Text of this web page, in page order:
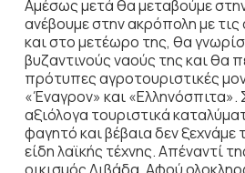
Αµέσως µετά θα µεταβούµε
ανέβουµε στην ακρόπολη µε
και στο µετέωρο της, θα
βυζαντινούς ναούς της και θα
πρότυπες αγροτουριστικές
«Έναγρον» και
αξιόλογα τουριστικά
φαγητό και βέβαια δεν
είδη λαϊκής τέχνης. Απέναντί